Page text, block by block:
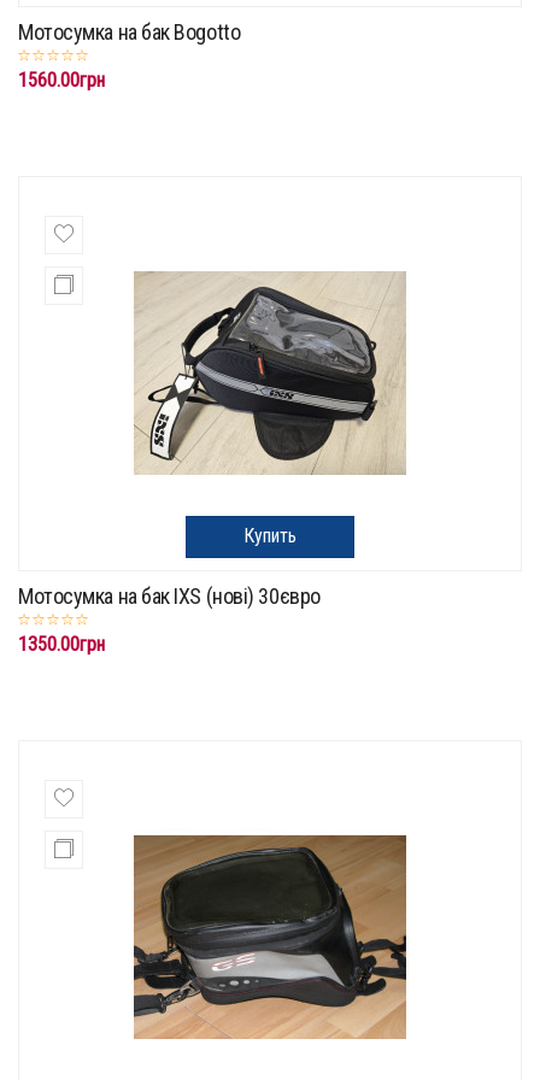
Мотосумка на бак Bogotto
1560.00грн
Купить
Мотосумка на бак IXS (нові) 30євро
1350.00грн